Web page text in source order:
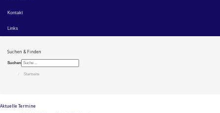
Kontakt
Links
Suchen & Finden
Suchen
Startseite
Aktuelle Termine